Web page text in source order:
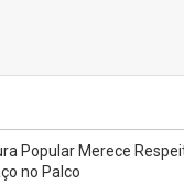
Popular Merece
no Palco